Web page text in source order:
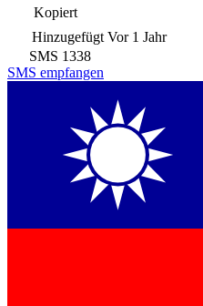
Kopiert
Hinzugefügt Vor 1 Jahr
SMS 1338
SMS empfangen